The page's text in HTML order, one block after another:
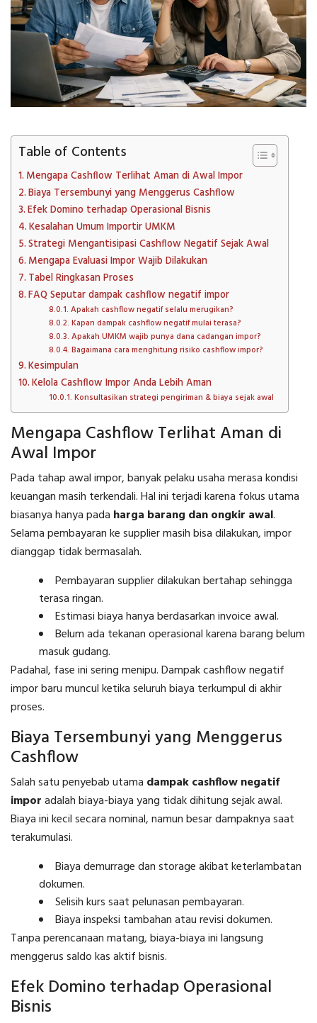
Table of Contents
Mengapa Cashflow Terlihat Aman di Awal Impor
Biaya Tersembunyi yang Menggerus Cashflow
Efek Domino terhadap Operasional Bisnis
Kesalahan Umum Importir UMKM
Strategi Mengantisipasi Cashflow Negatif Sejak Awal
Mengapa Evaluasi Impor Wajib Dilakukan
Tabel Ringkasan Proses
FAQ Seputar dampak cashflow negatif impor
Apakah cashflow negatif selalu merugikan?
Kapan dampak cashflow negatif mulai terasa?
Apakah UMKM wajib punya dana cadangan impor?
Bagaimana cara menghitung risiko cashflow impor?
Kesimpulan
Kelola Cashflow Impor Anda Lebih Aman
Konsultasikan strategi pengiriman & biaya sejak awal
Mengapa Cashflow Terlihat Aman di
Awal Impor
Pada tahap awal impor, banyak pelaku usaha merasa kondisi
keuangan masih terkendali. Hal ini terjadi karena fokus utama
biasanya hanya pada harga barang dan ongkir awal.
Selama pembayaran ke supplier masih bisa dilakukan, impor
dianggap tidak bermasalah.
Pembayaran supplier dilakukan bertahap sehingga
terasa ringan.
Estimasi biaya hanya berdasarkan invoice awal.
Belum ada tekanan operasional karena barang belum
masuk gudang.
Padahal, fase ini sering menipu. Dampak cashflow negatif
impor baru muncul ketika seluruh biaya terkumpul di akhir
proses.
Biaya Tersembunyi yang Menggerus
Cashflow
Salah satu penyebab utama dampak cashflow negatif
imporadalah biaya-biaya yang tidak dihitung sejak awal.
Biaya ini kecil secara nominal, namun besar dampaknya saat
terakumulasi.
Biaya demurrage dan storage akibat keterlambatan
dokumen.
Selisih kurs saat pelunasan pembayaran.
Biaya inspeksi tambahan atau revisi dokumen.
Tanpa perencanaan matang, biaya-biaya ini langsung
menggerus saldo kas aktif bisnis.
Efek Domino terhadap Operasional
Bisnis